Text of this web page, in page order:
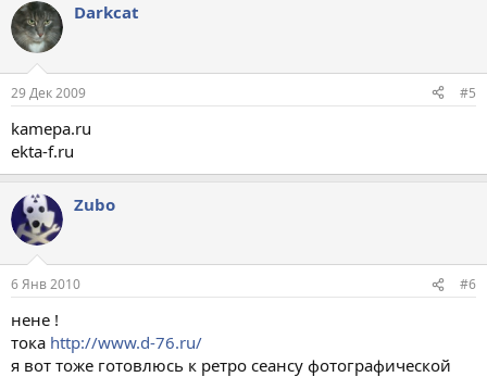
Darkcat
29 Дек 2009 #5
kamepa.ru
ekta-f.ru
Zubo
6 Янв 2010 #6
нене !
тока http://www.d-76.ru/
я вот тоже готовлюсь к ретро сеансу фотографической